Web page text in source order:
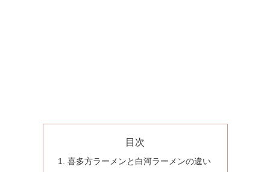
目次
喜多方ラーメンと白河ラーメンの違い